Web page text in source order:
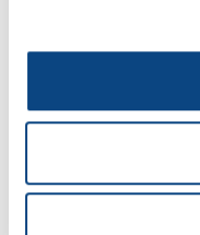
Kiila-ankkuri FBN Zn II
(8/50) 8×111